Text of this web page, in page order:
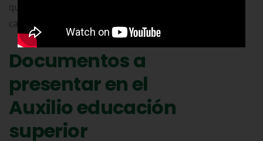
que se curse bajo la modalidad de
carrera anual)
Documentos a
presentar en el
Auxilio educación
superior